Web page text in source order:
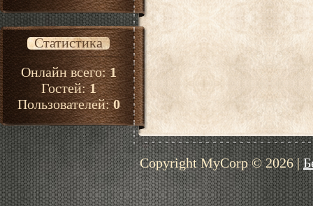
Статистика
Онлайн всего:1
Гостей:1
Пользователей:0
Copyright MyCorp © 2026|